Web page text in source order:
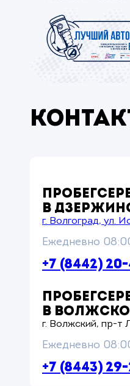
В
г. Волгоград, ул.
Ежедневно
+7 (8442)
В
г. Волжский, пр-т
Ежедневно
+7 (8443)